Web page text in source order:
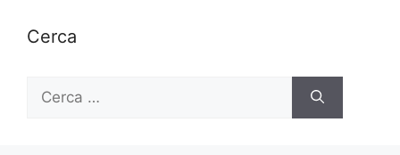
Cerca
Ricerca